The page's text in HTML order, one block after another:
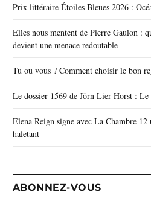
Prix littéraire Étoiles Bleues 2026 :
Elles nous mentent de Pierre Gaulon :
devient une menace redoutable
Tu ou vous ? Comment choisir le bon
Le dossier 1569 de Jörn Lier Horst :
Elena Reign signe avec La Chambre
haletant
ABONNEZ-VOUS